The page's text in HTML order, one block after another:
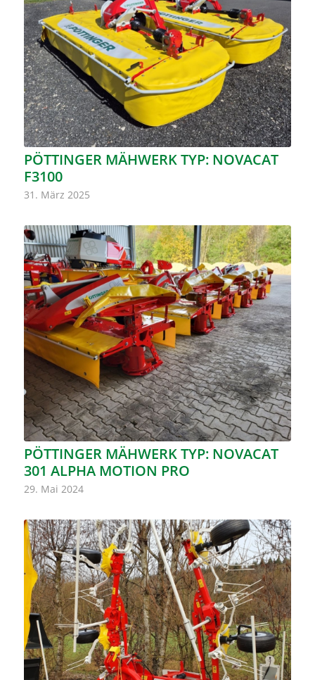
PÖTTINGER MÄHWERK TYP: NOVACAT
F3100
31. März 2025
PÖTTINGER MÄHWERK TYP: NOVACAT
301 ALPHA MOTION PRO
29. Mai 2024